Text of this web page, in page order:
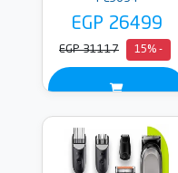
EGP 26499
- 15%
EGP 31117